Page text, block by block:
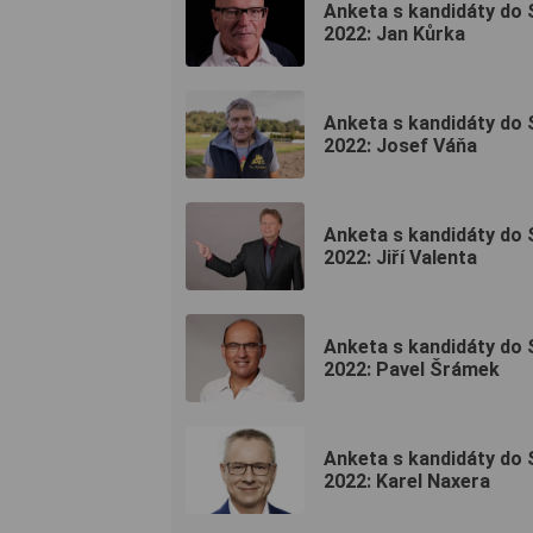
Anketa s kandidáty do
2022: Jan Kůrka
Anketa s kandidáty do
2022: Josef Váňa
Anketa s kandidáty do
2022: Jiří Valenta
Anketa s kandidáty do
2022: Pavel Šrámek
Anketa s kandidáty do
2022: Karel Naxera